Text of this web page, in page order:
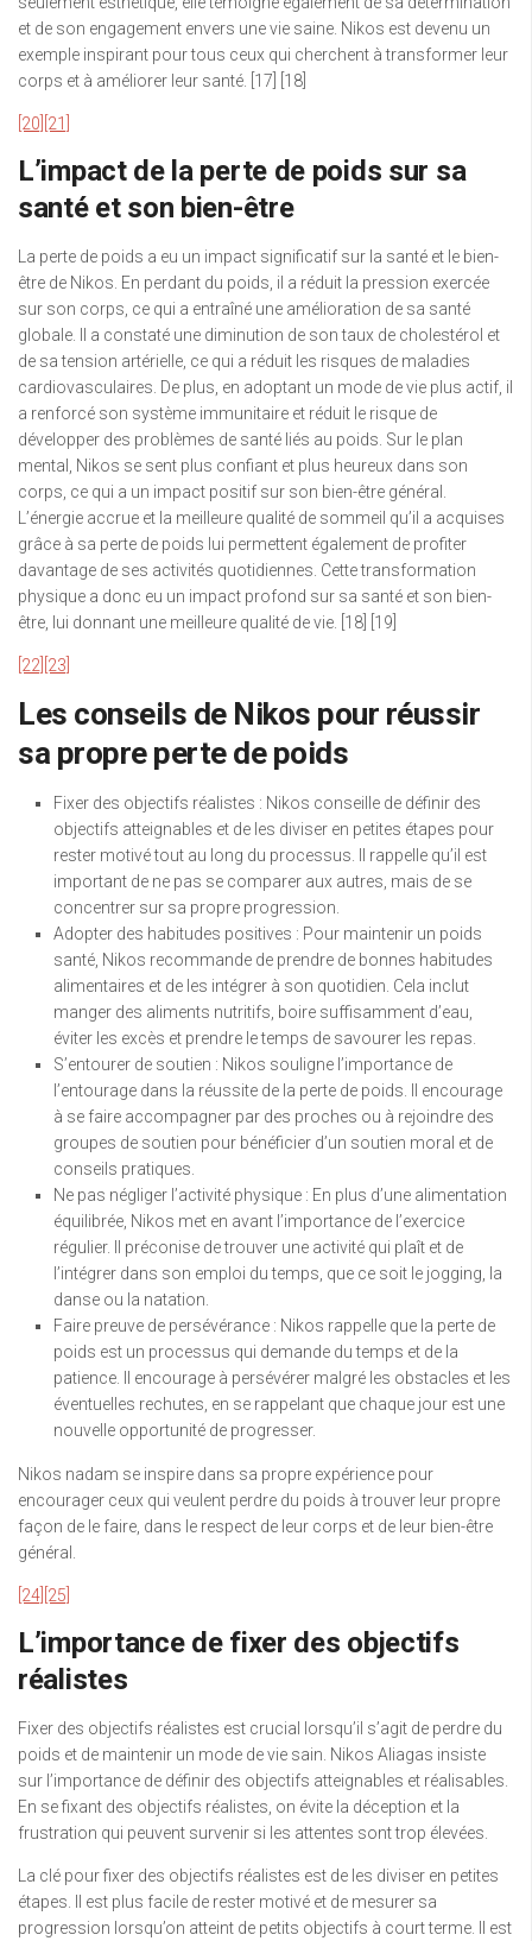
et de son engagement envers une vie saine. Nikos est devenu un
exemple inspirant pour tous ceux qui cherchent à transformer leur
corps et à améliorer leur santé. [17] [18]
[20] [21]
L’impact de la perte de poids sur sa
santé et son bien-être
La perte de poids a eu un impact significatif sur la santé et le bien-
être de Nikos. En perdant du poids, il a réduit la pression exercée
sur son corps, ce qui a entraîné une amélioration de sa santé
globale. Il a constaté une diminution de son taux de cholestérol et
de sa tension artérielle, ce qui a réduit les risques de maladies
cardiovasculaires. De plus, en adoptant un mode de vie plus actif, il
a renforcé son système immunitaire et réduit le risque de
développer des problèmes de santé liés au poids. Sur le plan
mental, Nikos se sent plus confiant et plus heureux dans son
corps, ce qui a un impact positif sur son bien-être général.
L’énergie accrue et la meilleure qualité de sommeil qu’il a acquises
grâce à sa perte de poids lui permettent également de profiter
davantage de ses activités quotidiennes. Cette transformation
physique a donc eu un impact profond sur sa santé et son bien-
être, lui donnant une meilleure qualité de vie. [18] [19]
[22] [23]
Les conseils de Nikos pour réussir
sa propre perte de poids
Fixer des objectifs réalistes : Nikos conseille de définir des
objectifs atteignables et de les diviser en petites étapes pour
rester motivé tout au long du processus. Il rappelle qu’il est
important de ne pas se comparer aux autres, mais de se
concentrer sur sa propre progression.
Adopter des habitudes positives : Pour maintenir un poids
santé, Nikos recommande de prendre de bonnes habitudes
alimentaires et de les intégrer à son quotidien. Cela inclut
manger des aliments nutritifs, boire suffisamment d’eau,
éviter les excès et prendre le temps de savourer les repas.
S’entourer de soutien : Nikos souligne l’importance de
l’entourage dans la réussite de la perte de poids. Il encourage
à se faire accompagner par des proches ou à rejoindre des
groupes de soutien pour bénéficier d’un soutien moral et de
conseils pratiques.
Ne pas négliger l’activité physique : En plus d’une alimentation
équilibrée, Nikos met en avant l’importance de l’exercice
régulier. Il préconise de trouver une activité qui plaît et de
l’intégrer dans son emploi du temps, que ce soit le jogging, la
danse ou la natation.
Faire preuve de persévérance : Nikos rappelle que la perte de
poids est un processus qui demande du temps et de la
patience. Il encourage à persévérer malgré les obstacles et les
éventuelles rechutes, en se rappelant que chaque jour est une
nouvelle opportunité de progresser.
Nikos nadam se inspire dans sa propre expérience pour
encourager ceux qui veulent perdre du poids à trouver leur propre
façon de le faire, dans le respect de leur corps et de leur bien-être
général.
[24] [25]
L’importance de fixer des objectifs
réalistes
Fixer des objectifs réalistes est crucial lorsqu’il s’agit de perdre du
poids et de maintenir un mode de vie sain. Nikos Aliagas insiste
sur l’importance de définir des objectifs atteignables et réalisables.
En se fixant des objectifs réalistes, on évite la déception et la
frustration qui peuvent survenir si les attentes sont trop élevées.
La clé pour fixer des objectifs réalistes est de les diviser en petites
étapes. Il est plus facile de rester motivé et de mesurer sa
progression lorsqu’on atteint de petits objectifs à court terme. Il est